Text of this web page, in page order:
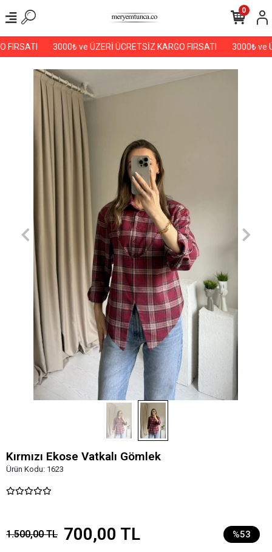
3000₺ ve ÜZERİ ÜCRETSİZ KARGO FIRSATI 3000₺ ve
0
Kırmızı Ekose Vatkalı Gömlek
Ürün Kodu: 1623
1.500,00 TL 700,00 TL %53